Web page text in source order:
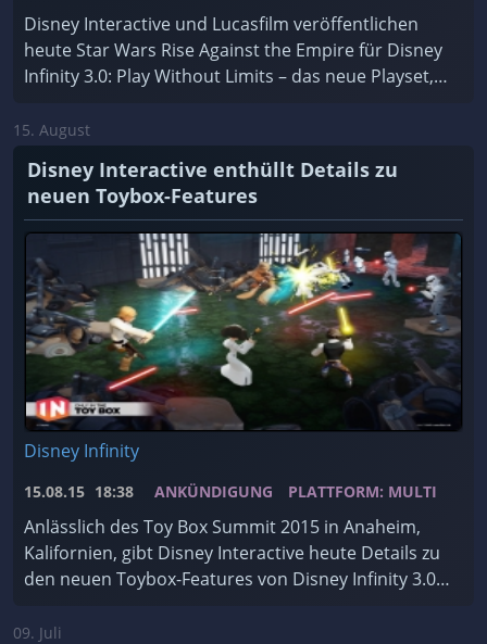
Disney Interactive und Lucasfilm veröffentlichen
heute Star Wars Rise Against the Empire für Disney
Infinity 3.0: Play Without Limits – das neue Playset,
15. August
Disney Interactive enthüllt Details zu
neuen Toybox-Features
Disney Infinity
15.08.15 18:38 ANKÜNDIGUNG PLATTFORM: MULTI
Anlässlich des Toy Box Summit 2015 in Anaheim,
Kalifornien, gibt Disney Interactive heute Details zu
den neuen Toybox-Features von Disney Infinity 3.0:
09. Juli